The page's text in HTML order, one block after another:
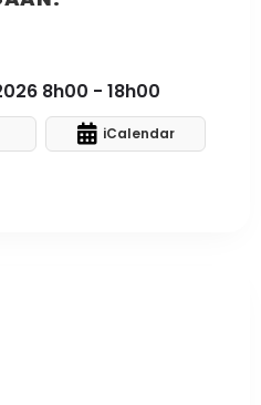
8h00 - 18h00
iCalendar